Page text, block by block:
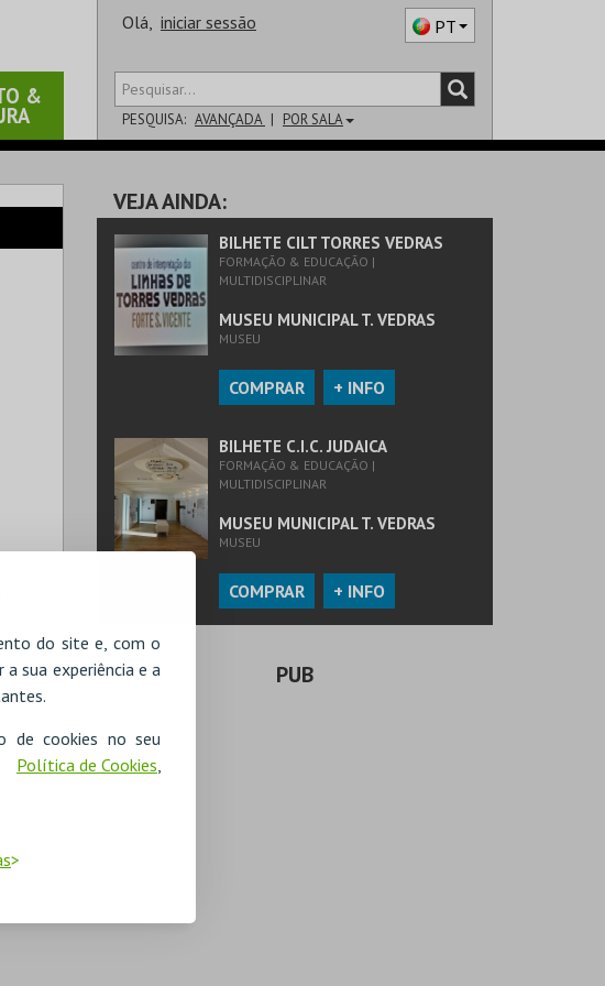
do site e, com o
sua experiência e a
de cookies no seu
Política de Cookies,
&
Olá, iniciar sessão PT
PESQUISA: AVANÇADA POR SALA
SALA
VEJA AINDA:
BILHETE CILT TORRES VEDRAS
FORMAÇÃO & EDUCAÇÃO |
MULTIDISCIPLINAR
MUSEU MUNICIPAL T. VEDRAS
MUSEU
COMPRAR + INFO
BILHETE C.I.C. JUDAICA
FORMAÇÃO & EDUCAÇÃO |
MULTIDISCIPLINAR
MUSEU MUNICIPAL T. VEDRAS
MUSEU
COMPRAR + INFO
PUB